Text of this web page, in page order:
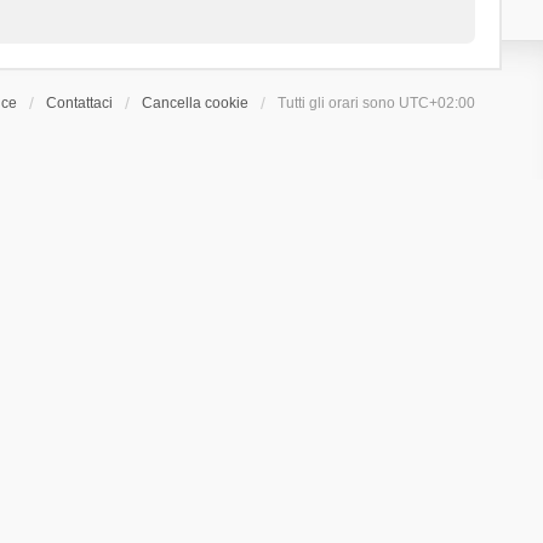
Contattaci Cancella cookie Tutti gli orari sono UTC+02:00